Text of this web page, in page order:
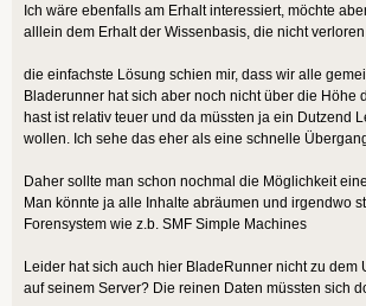
Ich wäre ebenfalls am Erhalt interessiert, möchte
alllein dem Erhalt der Wissenbasis, die nicht
die einfachste Lösung schien mir, dass wir alle
Bladerunner hat sich aber noch nicht über die
hast ist relativ teuer und da müssten ja ein Dutzend
wollen. Ich sehe das eher als eine schnelle
Daher sollte man schon nochmal die Möglichkeit
Man könnte ja alle Inhalte abräumen und irgendwo
Forensystem wie z.b. SMF Simple Machines
Leider hat sich auch hier BladeRunner nicht zu
auf seinem Server? Die reinen Daten müssten sich